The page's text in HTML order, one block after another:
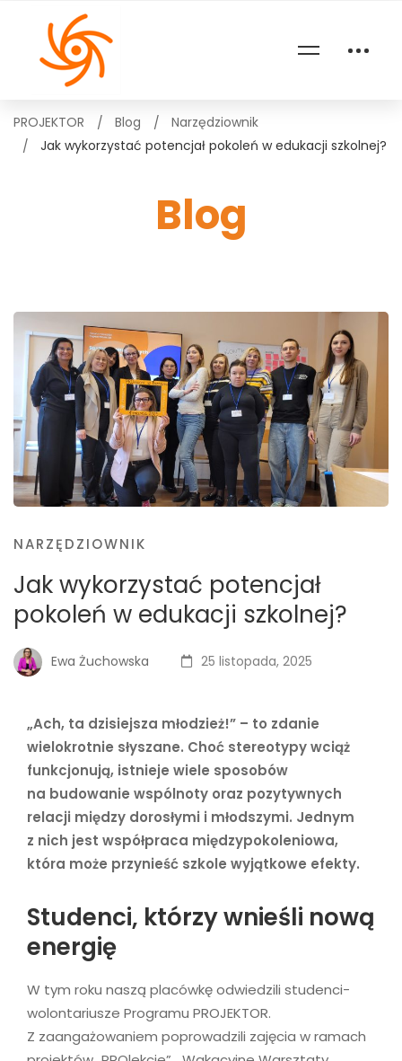
Blog
PROJEKTOR Blog
Narzędziownik
Jak wykorzystać potencjał pokoleń w edukacji szkolnej?
NARZĘDZIOWNIK
Jak wykorzystać potencjał
pokoleń w edukacji szkolnej?
Ewa Żuchowska 25 listopada, 2025
„Ach, ta dzisiejsza młodzież!” – to zdanie
wielokrotnie słyszane. Choć stereotypy wciąż
funkcjonują, istnieje wiele sposobów
na budowanie wspólnoty oraz pozytywnych
relacji między dorosłymi i młodszymi. Jednym
z nich jest współpraca międzypokoleniowa,
która może przynieść szkole wyjątkowe efekty.
Studenci, którzy wnieśli nową
energię
W tym roku naszą placówkę odwiedzili studenci-
wolontariusze Programu PROJEKTOR.
Z zaangażowaniem poprowadzili zajęcia w ramach